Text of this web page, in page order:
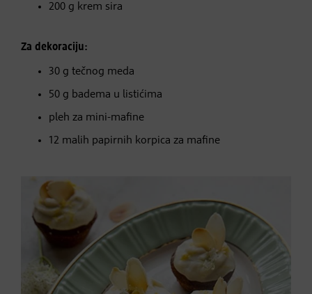
200 g krem sira
Za dekoraciju:
30 g tečnog meda
50 g badema u listićima
pleh za mini-mafine
12 malih papirnih korpica za mafine